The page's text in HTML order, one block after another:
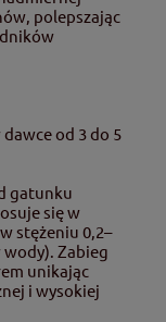
polepszając
od 3 do 5
gatunku
się w
stężeniu 0,2–
wody). Zabieg
unikając
i wysokiej